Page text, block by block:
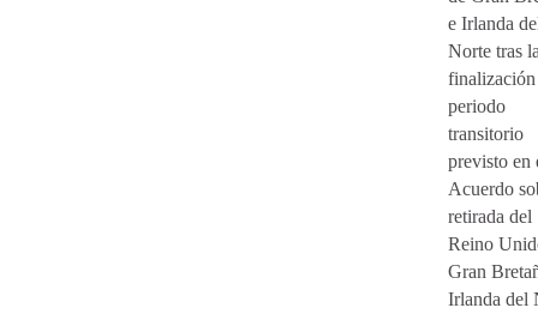
e Irlanda
Norte tras
periodo
transitorio
previsto en
Acuerdo
retirada del
Reino
Gran
Irlanda del